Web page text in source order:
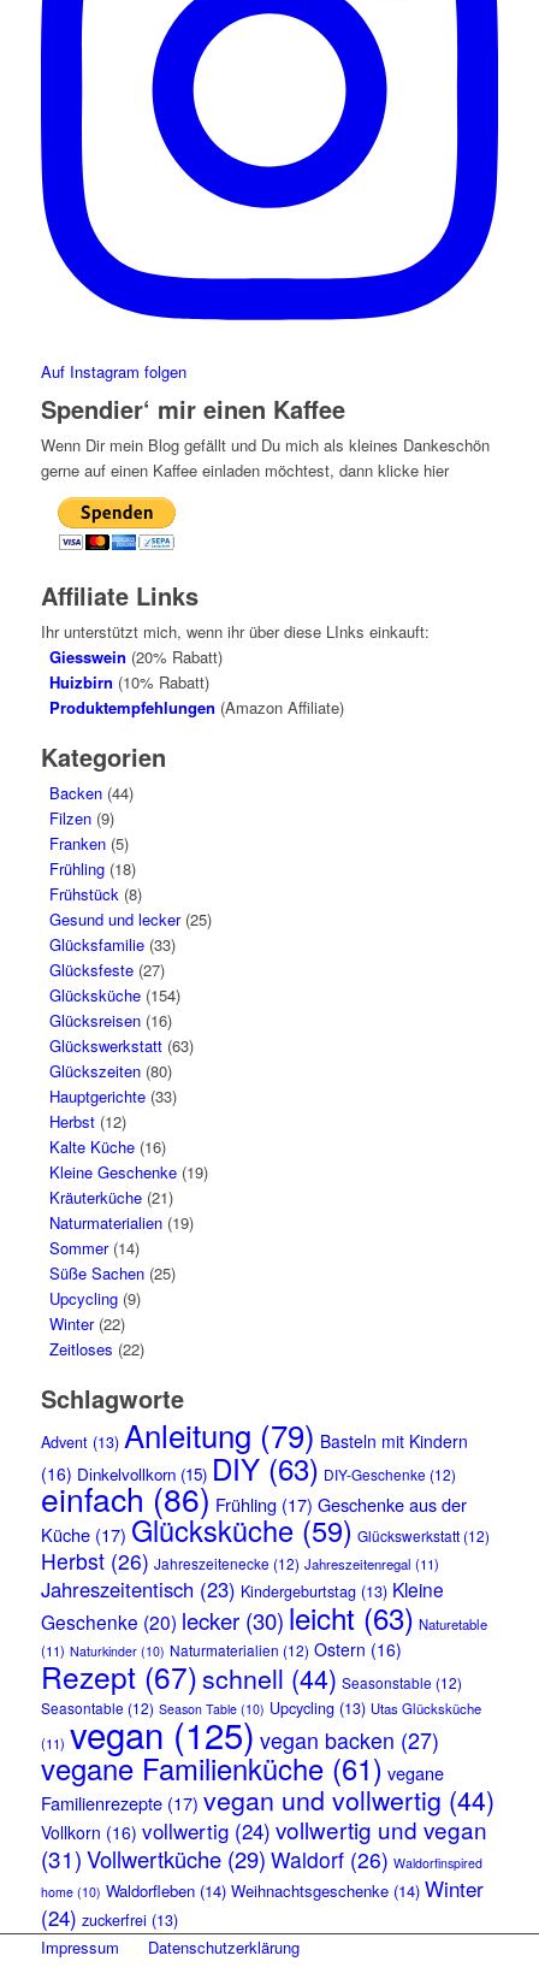
Auf Instagram folgen
Spendier‘ mir einen Kaffee
Wenn Dir mein Blog gefällt und Du mich als kleines Dankeschön
gerne auf einen Kaffee einladen möchtest, dann klicke hier
Affiliate Links
Ihr unterstützt mich, wenn ihr über diese LInks einkauft:
Giesswein (20% Rabatt)
Huizbirn (10% Rabatt)
Produktempfehlungen (Amazon Affiliate)
Kategorien
Backen(44)
Filzen(9)
Franken(5)
Frühling(18)
Frühstück (8)
Gesund und lecker(25)
Glücksfamilie(33)
Glücksfeste(27)
Glücksküche(154)
Glücksreisen(16)
Glückswerkstatt(63)
Glückszeiten(80)
Hauptgerichte(33)
Herbst(12)
Kalte Küche(16)
Kleine Geschenke(19)
Kräuterküche(21)
Naturmaterialien(19)
Sommer(14)
Süße Sachen(25)
Upcycling(9)
Winter(22)
Zeitloses (22)
Schlagworte
Advent(13) Anleitung (79) Basteln mit Kindern
(16) Dinkelvollkorn(15) DIY(63) DIY-Geschenke (12)
einfach (86) Frühling (17) Geschenke aus der
Küche(17) Glücksküche(59) Glückswerkstatt(12)
Herbst(26) Jahreszeitenecke (12) Jahreszeitenregal (11)
Jahreszeitentisch (23) Kindergeburtstag(13) Kleine
Geschenke (20) lecker(30) leicht(63) Naturetable
(11) Naturkinder(10) Naturmaterialien (12) Ostern (16)
Rezept(67)schnell (44) Seasonstable (12)
Seasontable (12) Season Table(10) Upcycling(13) Utas Glücksküche
(11) vegan (125) vegan backen (27)
vegane Familienküche(61) vegane
Familienrezepte(17) vegan und vollwertig (44)
Vollkorn (16) vollwertig(24) vollwertig und vegan
(31)Vollwertküche(29) Waldorf(26) Waldorfinspired
home(10) Waldorfleben(14) Weihnachtsgeschenke(14) Winter
(24) zuckerfrei (13)
Impressum Datenschutzerklärung